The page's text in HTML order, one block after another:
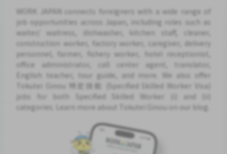
WORK JAPAN connects foreigners with a wide range of
job opportunities across Japan, including roles such as
waiter/ waitress, dishwasher, kitchen staff, cleaner,
construction worker, factory worker, caregiver, delivery
personnel, farmer, fishery worker, hotel receptionist,
office administrator, call center agent, translator,
English teacher, tour guide, and more. We also offer
Tokutei Ginou 特定技能 (Specified Skilled Worker Visa)
jobs for both Specified Skilled Worker (i) and (ii)
categories. Learn more about Tokutei Ginou on our blog.